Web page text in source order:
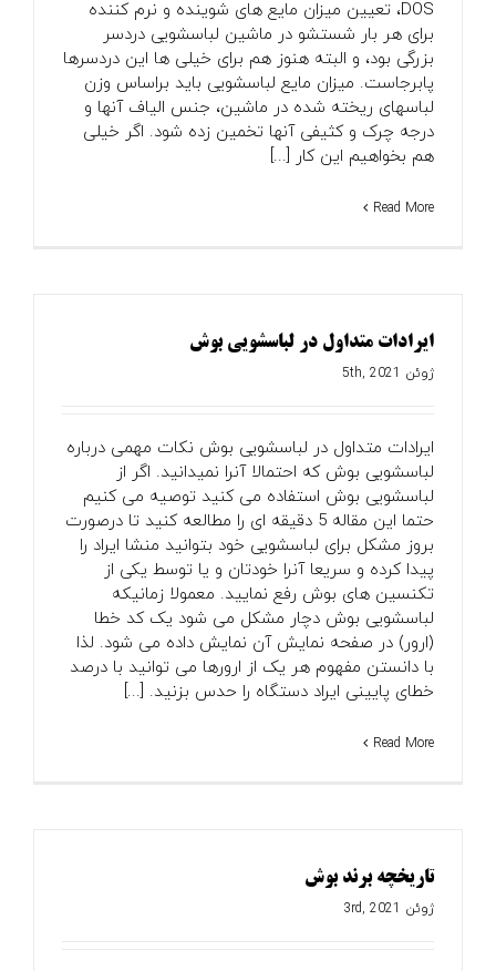
DOS، تعیین میزان مایع های شوینده و نرم کننده
برای هر بار شستشو در ماشین لباسشویی دردسر
بزرگی بود، و البته هنوز هم برای خیلی ها این دردسرها
پابرجاست. میزان مایع لباسشویی باید براساس وزن
لباسهای ریخته شده در ماشین، جنس الیاف آنها و
درجه چرک و کثیفی آنها تخمین زده شود. اگر خیلی
هم بخواهیم این کار [...]
Read More
ایرادات متداول در لباسشویی بوش
ژوئن 5th, 2021
ایرادات متداول در لباسشویی بوش نکات مهمی درباره
لباسشویی بوش که احتمالا آنرا نمیدانید. اگر از
لباسشویی بوش استفاده می کنید توصیه می کنیم
حتما این مقاله 5 دقیقه ای را مطالعه کنید تا درصورت
بروز مشکل برای لباسشویی خود بتوانید منشا ایراد را
پیدا کرده و سریعا آنرا خودتان و یا توسط یکی از
تکنسین های بوش رفع نمایید. معمولا زمانیکه
لباسشویی بوش دچار مشکل می شود یک کد خطا
(ارور) در صفحه نمایش آن نمایش داده می شود. لذا
با دانستن مفهوم هر یک از ارورها می توانید با درصد
خطای پایینی ایراد دستگاه را حدس بزنید. [...]
Read More
تاریخچه برند بوش
ژوئن 3rd, 2021